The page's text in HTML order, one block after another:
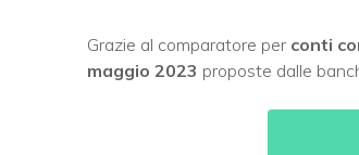
Grazie al comparatore per conti
maggio 2023 proposte dalle